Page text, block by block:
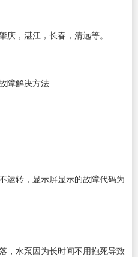
庆，湛江，长春，清远等。
障解决方法
运转，显示屏显示的故障代码为
，水泵因为长时间不用抱死导致